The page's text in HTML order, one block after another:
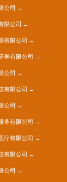
公司
限公司
有限公司
券有限公司
公司
有限公司
公司
务有限公司
疗有限公司
有限公司
公司